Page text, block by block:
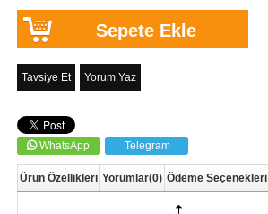
Tavsiye Et Yorum Yaz
WhatsApp Telegram
Ürün Özellikleri Yorumlar(0) Ödeme Seçenekleri